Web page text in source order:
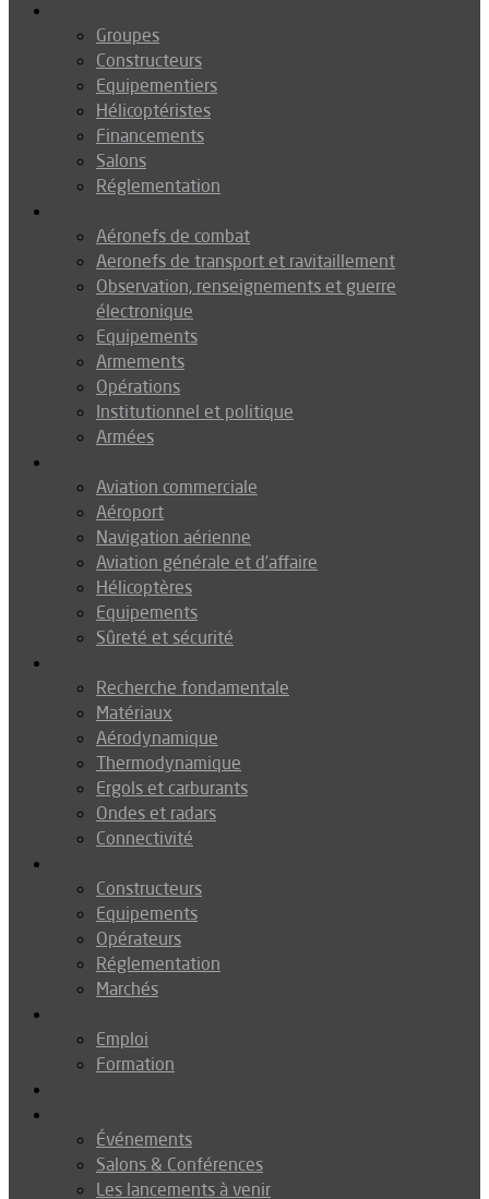
Groupes
Constructeurs
Equipementiers
Hélicoptéristes
Financements
Salons
Réglementation
Aéronefs de combat
Aeronefs de transport et ravitaillement
Observation, renseignements et guerre
électronique
Equipements
Armements
Opérations
Institutionnel et politique
Armées
Aviation commerciale
Aéroport
Navigation aérienne
Aviation générale et d’affaire
Hélicoptères
Equipements
Sûreté et sécurité
Recherche fondamentale
Matériaux
Aérodynamique
Thermodynamique
Ergols et carburants
Ondes et radars
Connectivité
Constructeurs
Equipements
Opérateurs
Réglementation
Marchés
Emploi
Formation
Événements
Salons & Conférences
Les lancements à venir